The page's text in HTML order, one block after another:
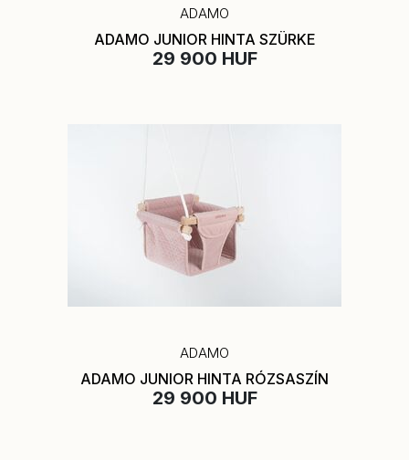
ADAMO
ADAMO JUNIOR HINTA SZÜRKE
29 900 HUF
ADAMO
ADAMO JUNIOR HINTA RÓZSASZÍN
29 900 HUF